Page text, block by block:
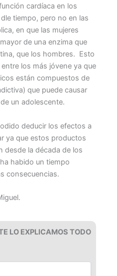
cardíaca en los
tiempo, pero no en las
en que las mujeres
de una enzima que
que los hombres. Esto
los más jóvene ya que
están compuestos de
que puede causar
un adolescente.
deducir los efectos a
ya que estos productos
desde la década de los
habido un tiempo
consecuencias.
LO EXPLICAMOS TODO